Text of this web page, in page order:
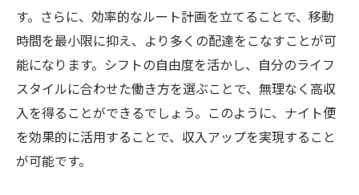
す。さらに、効率的なルート計画を立てることで、移動
時間を最小限に抑え、より多くの配達をこなすことが可
能になります。シフトの自由度を活かし、自分のライフ
スタイルに合わせた働き方を選ぶことで、無理なく高収
入を得ることができるでしょう。このように、ナイト便
を効果的に活用することで、収入アップを実現すること
が可能です。